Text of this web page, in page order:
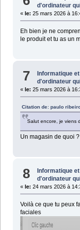
d'ordinateur
« le: 25 mars 2026 à
Eh bien je ne
le produit et tu as un
7 Informatique
d'ordinateur
« le: 25 mars 2026 à
Citation de: paulo
Salut encore, je viens
Un magasin de quoi ?
8 Informatique
d'ordinateur
« le: 24 mars 2026 à
Voilà ce que tu peux
faciales